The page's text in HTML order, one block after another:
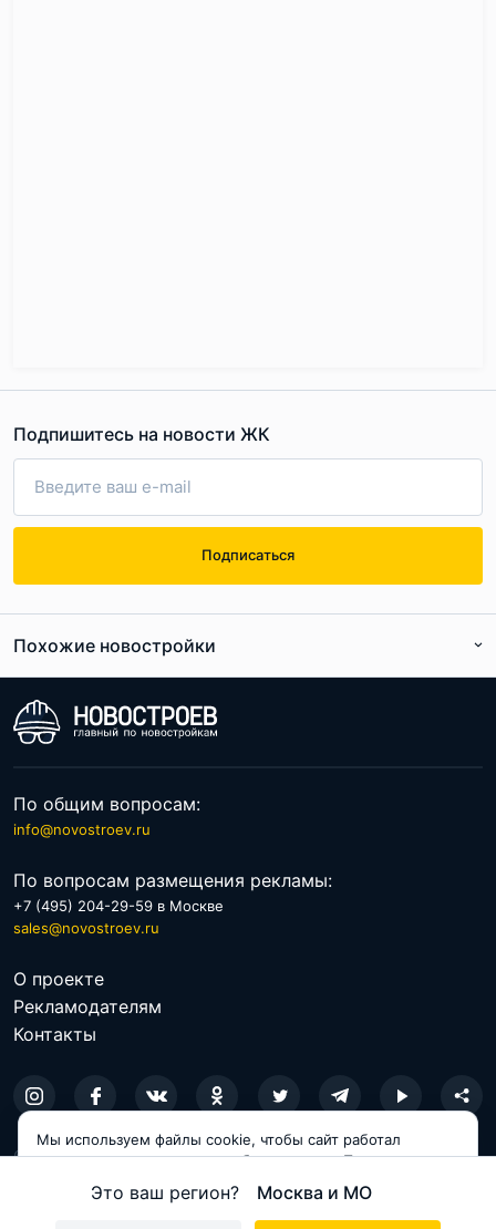
Это ваш регион? Москва и МО
Подпишитесь на новости ЖК
Подписаться
Похожие новостройки
По общим вопросам:
info@novostroev.ru
По вопросам размещения рекламы:
+7 (495) 204-29-59 в Москве
sales@novostroev.ru
О проекте
Рекламодателям
Контакты
© 2026 NOVOSTROEV.RU
Политика обработки персональных данных
Мы используем файлы cookie, чтобы сайт работал
корректно и становился удобнее для вас. Продолжая